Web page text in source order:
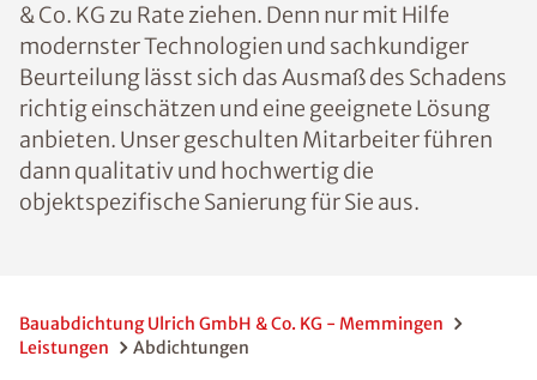
& Co. KG zu Rate ziehen. Denn nur mit Hilfe
modernster Technologien und sachkundiger
Beurteilung lässt sich das Ausmaß des Schadens
richtig einschätzen und eine geeignete Lösung
anbieten. Unser geschulten Mitarbeiter führen
dann qualitativ und hochwertig die
objektspezifische Sanierung für Sie aus.
Bauabdichtung Ulrich GmbH & Co. KG - Memmingen
Leistungen
Abdichtungen